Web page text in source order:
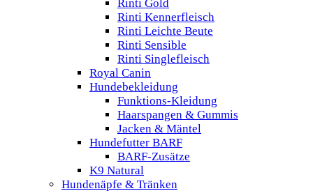
Rinti Gold
Rinti Kennerfleisch
Rinti Leichte Beute
Rinti Sensible
Rinti Singlefleisch
Royal Canin
Hundebekleidung
Funktions-Kleidung
Haarspangen & Gummis
Jacken & Mäntel
Hundefutter BARF
BARF-Zusätze
K9 Natural
Hundenäpfe & Tränken